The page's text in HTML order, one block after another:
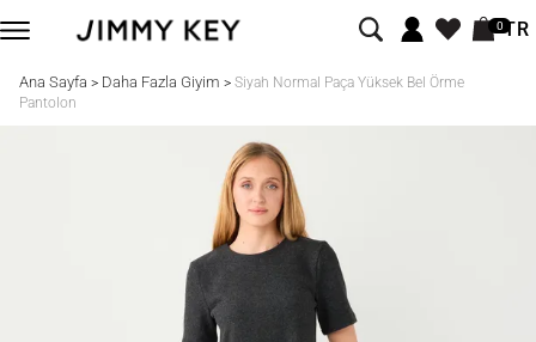
0TR
Ana Sayfa > Daha Fazla Giyim > Siyah Normal Paça Yüksek Bel Örme
Pantolon